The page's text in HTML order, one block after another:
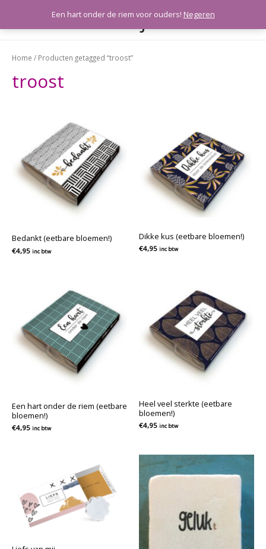
Een hart onder de riem voor ouders! Negeren
Meeleefkaartjes
Home / Producten getagged “troost”
troost
Bedankt (eetbare bloemen!)
€4,95 inc btw
Dikke kus (eetbare bloemen!)
€4,95 inc btw
Een hart onder de riem (eetbare
bloemen!)
€4,95 inc btw
Heel veel sterkte (eetbare
bloemen!)
€4,95 inc btw